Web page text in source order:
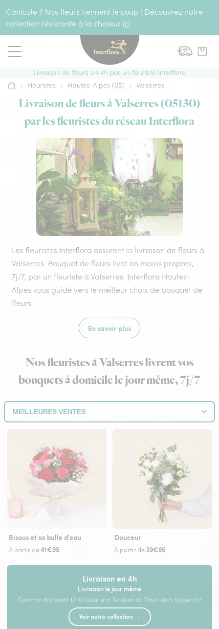
Canicule ? Nos fleurs tiennent le coup ! Découvrez notre
collection résistante à la chaleur ici
Livraison de fleurs en 4h par un fleuriste Interflora
Accueil
› Fleuristes › Hautes-Alpes (05) › Valserres
Livraison de fleurs à Valserres (05130)
par les fleuristes du réseau Interflora
Les fleuristes Interflora assurent la livraison de fleurs à
Valserres. Bouquet de fleurs livré en mains propres,
7j/7, par un fleuriste à Valserres. Interflora Hautes-
Alpes vous guide vers le meilleur choix de bouquet de
fleurs.
En savoir plus
Nos fleuristes à Valserres livrent vos
bouquets à domicile le jour même, 7j/7
Bisous et sa bulle d'eau
À partir de41€95
Douceur
À partir de 29€95
Livraison en 4h
Livraison le jour même
Commandez avant 17h00 pour une livraison de fleurs dans la journée
Voir notre collection →